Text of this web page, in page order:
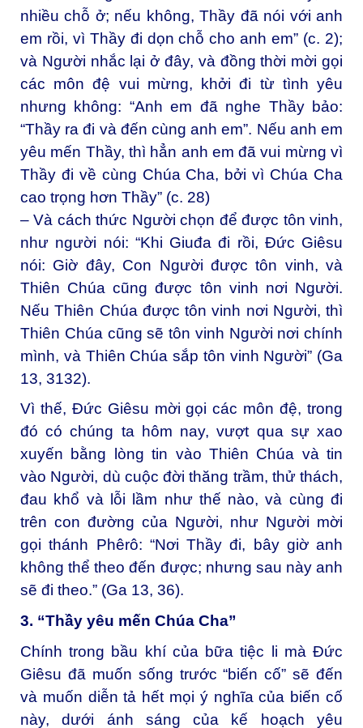
nhiều chỗ ở; nếu không, Thầy đã nói với anh
em rồi, vì Thầy đi dọn chỗ cho anh em” (c. 2);
và Người nhắc lại ở đây, và đồng thời mời gọi
các môn đệ vui mừng, khởi đi từ tình yêu
nhưng không: “Anh em đã nghe Thầy bảo:
“Thầy ra đi và đến cùng anh em”. Nếu anh em
yêu mến Thầy, thì hẳn anh em đã vui mừng vì
Thầy đi về cùng Chúa Cha, bởi vì Chúa Cha
cao trọng hơn Thầy” (c. 28)
– Và cách thức Người chọn để được tôn vinh,
như người nói: “Khi Giuđa đi rồi, Đức Giêsu
nói: Giờ đây, Con Người được tôn vinh, và
Thiên Chúa cũng được tôn vinh nơi Người.
Nếu Thiên Chúa được tôn vinh nơi Người, thì
Thiên Chúa cũng sẽ tôn vinh Người nơi chính
mình, và Thiên Chúa sắp tôn vinh Người” (Ga
13, 3132).
Vì thế, Đức Giêsu mời gọi các môn đệ, trong
đó có chúng ta hôm nay, vượt qua sự xao
xuyến bằng lòng tin vào Thiên Chúa và tin
vào Người, dù cuộc đời thăng trầm, thử thách,
đau khổ và lỗi lầm như thế nào, và cùng đi
trên con đường của Người, như Người mời
gọi thánh Phêrô: “Nơi Thầy đi, bây giờ anh
không thể theo đến được; nhưng sau này anh
sẽ đi theo.” (Ga 13, 36).
3. “Thầy yêu mến Chúa Cha”
Chính trong bầu khí của bữa tiệc li mà Đức
Giêsu đã muốn sống trước “biến cố” sẽ đến
và muốn diễn tả hết mọi ý nghĩa của biến cố
này, dưới ánh sáng của kế hoạch yêu